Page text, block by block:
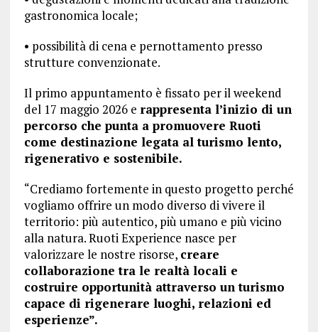
gastronomica locale;
• possibilità di cena e pernottamento presso
strutture convenzionate.
Il primo appuntamento è fissato per il weekend
del 17 maggio 2026 e rappresenta l’inizio di un
percorso che punta a promuovere Ruoti
come destinazione legata al turismo lento,
rigenerativo e sostenibile.
“Crediamo fortemente in questo progetto perché
vogliamo offrire un modo diverso di vivere il
territorio: più autentico, più umano e più vicino
alla natura. Ruoti Experience nasce per
valorizzare le nostre risorse, creare
collaborazione tra le realtà locali e
costruire opportunità attraverso un turismo
capace di rigenerare luoghi, relazioni ed
esperienze”.